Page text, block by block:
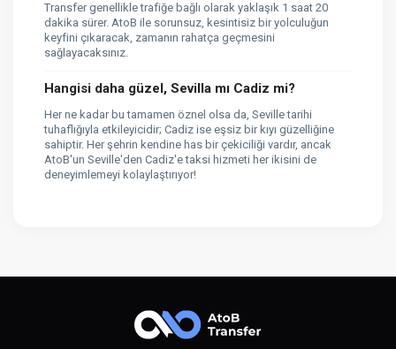
Transfer genellikle trafiğe bağlı olarak yaklaşık 1 saat 20
dakika sürer. AtoB ile sorunsuz, kesintisiz bir yolculuğun
keyfini çıkaracak, zamanın rahatça geçmesini
sağlayacaksınız.
Hangisi daha güzel, Sevilla mı Cadiz mi?
Her ne kadar bu tamamen öznel olsa da, Seville tarihi
tuhaflığıyla etkileyicidir; Cadiz ise eşsiz bir kıyı güzelliğine
sahiptir. Her şehrin kendine has bir çekiciliği vardır, ancak
AtoB'un Seville'den Cadiz'e taksi hizmeti her ikisini de
deneyimlemeyi kolaylaştırıyor!